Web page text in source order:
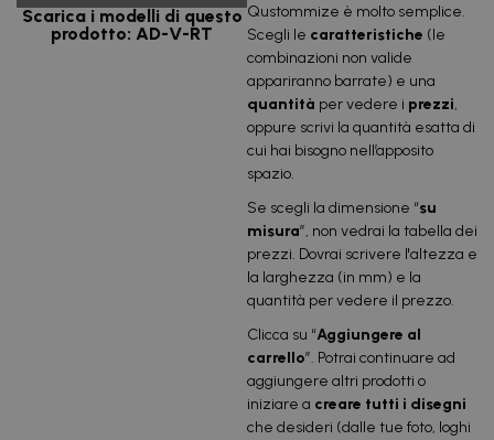
Scarica i modelli di questo
prodotto: AD-V-RT
Qustommize è molto semplice.
Scegli le caratteristiche (le
combinazioni non valide
appariranno barrate) e una
quantità per vedere i prezzi,
oppure scrivi la quantità esatta di
cui hai bisogno nell’apposito
spazio.
Se scegli la dimensione “su
misura”, non vedrai la tabella dei
prezzi. Dovrai scrivere l'altezza e
la larghezza (in mm) e la
quantità per vedere il prezzo.
Clicca su “Aggiungere al
carrello”. Potrai continuare ad
aggiungere altri prodotti o
iniziare a creare tutti i disegni
che desideri (dalle tue foto, loghi